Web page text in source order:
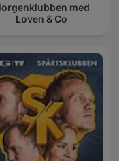
med
Loven & Co